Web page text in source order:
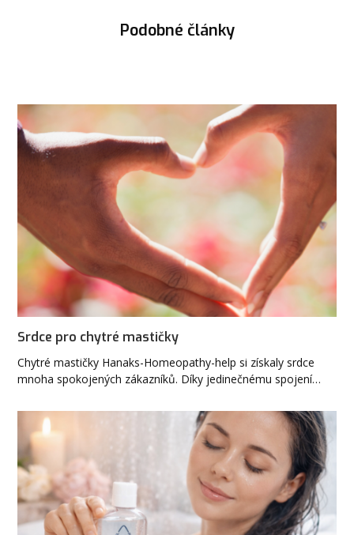
Podobné články
Srdce pro chytré mastičky
Chytré mastičky Hanaks-Homeopathy-help si získaly srdce
mnoha spokojených zákazníků. Díky jedinečnému spojení…